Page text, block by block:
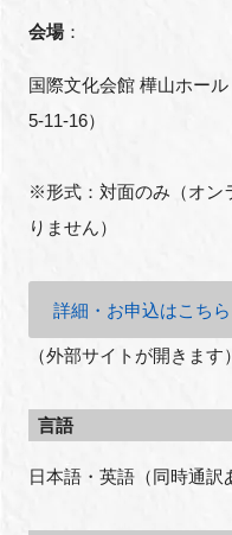
会場：
国際文化会館 樺山ホー
5-11-16）
※形式：対面のみ（オン
りません）
詳細・お申込はこちら
（外部サイトが開きます）
言語
日本語・英語（同時通訳